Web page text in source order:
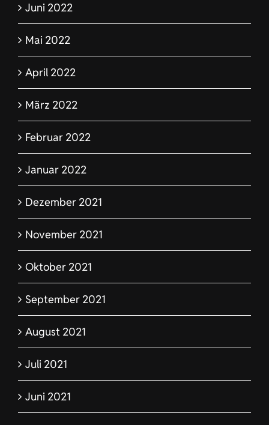
Juni 2022
Mai 2022
April 2022
März 2022
Februar 2022
Januar 2022
Dezember 2021
November 2021
Oktober 2021
September 2021
August 2021
Juli 2021
Juni 2021